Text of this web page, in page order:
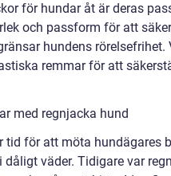
för hundar åt är deras
och passform för att
hundens rörelsefrihet.
remmar för att
med regnjacka hund
tid för att möta hundägares
väder. Tidigare var